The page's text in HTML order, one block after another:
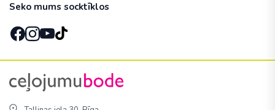
Seko mums socktīklos